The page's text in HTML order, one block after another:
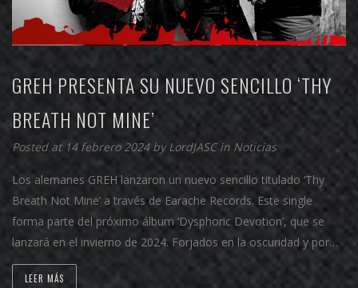
GREH PRESENTA SU NUEVO SENCILLO ‘THY
BREATH NOT MINE’
Posted at 14 febrero 2024 byLordJASCin Noticias
Los alemanes GREH lanzaron un nuevo sencillo titulado ‘Thy
Breath Not Mine’ a través de Earache Records. Este single
forma parte del próximo álbum ‘Dysphoric Devotion’, que se
lanzará en el invierno de 2024. Forjados en la oscuridad y por…
LEER MÁS